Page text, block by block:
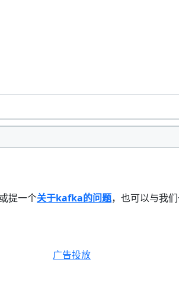
提一个关于kafka的问题，也可以与我
广告投放